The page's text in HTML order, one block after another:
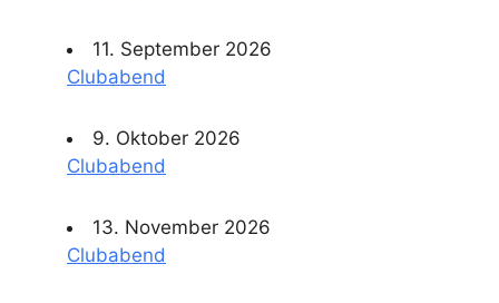
11. September 2026
Clubabend
9. Oktober 2026
Clubabend
13. November 2026
Clubabend